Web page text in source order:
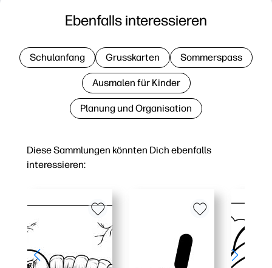
Diese Sammlungen könnten Dich ebenfalls
interessieren:
Ebenfalls interessieren
Schulanfang Grusskarten Sommerspass
Ausmalen für Kinder
Planung und Organisation